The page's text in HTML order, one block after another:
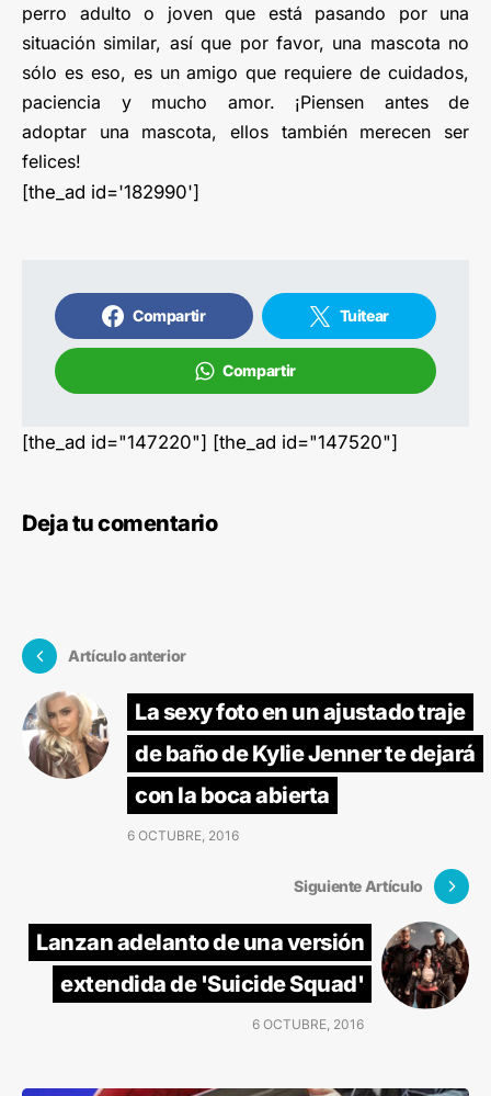
perro adulto o joven que está pasando por una
situación similar, así que por favor, una mascota no
sólo es eso, es un amigo que requiere de cuidados,
paciencia y mucho amor. ¡Piensen antes de
adoptar una mascota, ellos también merecen ser
felices!
[the_ad id='182990']
Compartir Tuitear
Compartir
[the_ad id="147220"] [the_ad id="147520"]
Deja tu comentario
Artículo anterior
La sexy foto en un ajustado traje
de baño de Kylie Jenner te dejará
con la boca abierta
6 OCTUBRE, 2016
Siguiente Artículo
Lanzan adelanto de una versión
extendida de 'Suicide Squad'
6 OCTUBRE, 2016